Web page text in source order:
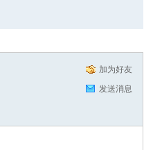
加为好友
发送消息